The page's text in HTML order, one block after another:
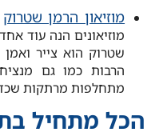
מוזיאון הרמן שטרוק
מוזיאונים הנה עוד
שטרוק הוא צייר ואמן
הרבות כמו גם
מתחלפות מרתקות
הכל מתחיל